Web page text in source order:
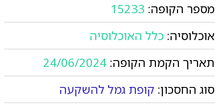
מספר הקופה: 15233
אוכלוסיה: כלל האוכלוסיה
תאריך הקמת הקופה: 24/06/2024
סוג החסכון: קופת גמל להשקעה